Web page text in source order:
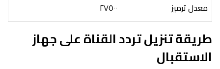
معدل ترميز
٢٧٥٠٠
طريقة تنزيل تردد القناة على جهاز
الاستقبال